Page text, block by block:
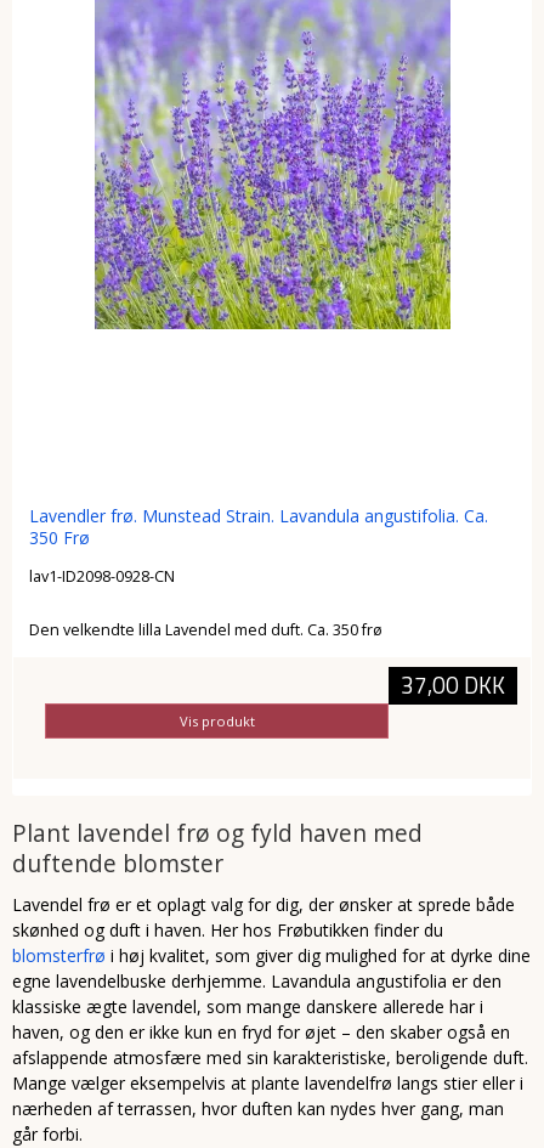
Lavendler frø. Munstead Strain. Lavandula angustifolia. Ca.
350 Frø
lav1-ID2098-0928-CN
Den velkendte lilla Lavendel med duft. Ca. 350 frø
37,00 DKK
Vis produkt
Plant lavendel frø og fyld haven med
duftende blomster
Lavendel frø er et oplagt valg for dig, der ønsker at sprede både
skønhed og duft i haven. Her hos Frøbutikken finder du
blomsterfrø i høj kvalitet, som giver dig mulighed for at dyrke dine
egne lavendelbuske derhjemme. Lavandula angustifolia er den
klassiske ægte lavendel, som mange danskere allerede har i
haven, og den er ikke kun en fryd for øjet – den skaber også en
afslappende atmosfære med sin karakteristiske, beroligende duft.
Mange vælger eksempelvis at plante lavendelfrø langs stier eller i
nærheden af terrassen, hvor duften kan nydes hver gang, man
går forbi.